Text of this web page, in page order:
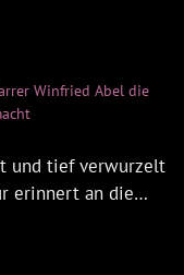
Winfried Abel die
und tief verwurzelt
erinnert an die…